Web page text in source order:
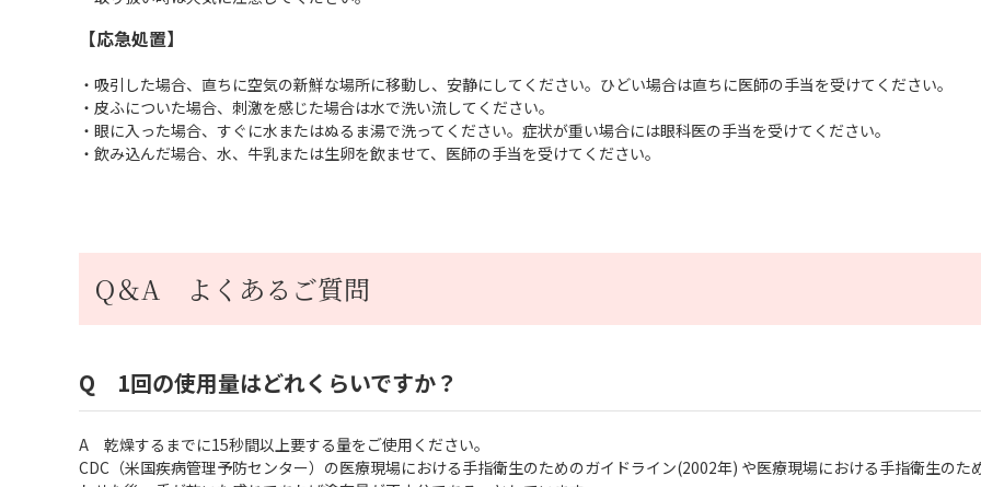
【応急処置】
・吸引した場合、直ちに空気の新鮮な場所に移動し、安静にしてください。ひどい場合は直ちに医師の手当を受けてください。
・皮ふについた場合、刺激を感じた場合は水で洗い流してください。
・眼に入った場合、すぐに水またはぬるま湯で洗ってください。症状が重い場合には眼科医の手当を受けてください。
・飲み込んだ場合、水、牛乳または生卵を飲ませて、医師の手当を受けてください。
Q＆A よくあるご質問
Q 1回の使用量はどれくらいですか？
A 乾燥するまでに15秒間以上要する量をご使用ください。
CDC（米国疾病管理予防センター）の医療現場における手指衛生のためのガイドライン(2002年) や医療現場における手指衛生の